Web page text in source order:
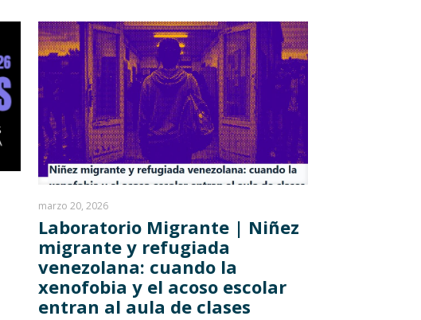
marzo 20, 2026
Laboratorio Migrante | Niñez
migrante y refugiada
venezolana: cuando la
xenofobia y el acoso escolar
entran al aula de clases